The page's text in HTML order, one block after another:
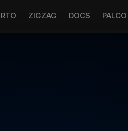
ZIGZAG DOCS PALCO